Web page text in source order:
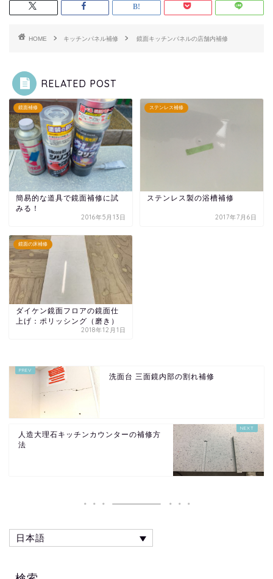
HOME キッチンパネル補修 鏡面キッチンパネルの店舗内補修
RELATED POST
鏡面補修
簡易的な道具で鏡面補修に試
みる！
2016年5月13日
ステンレス補修
ステンレス製の浴槽補修
2017年7月6日
鏡面の床補修
ダイケン鏡面フロアの鏡面仕
上げ：ポリッシング（磨き）
2018年12月1日
洗面台 三面鏡内部の割れ補修
人造大理石キッチンカウンターの補修方
法
日本語